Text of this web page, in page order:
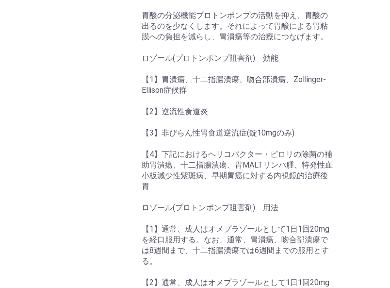
胃酸の分泌機能プロトンポンプの活動を抑え、胃酸の
出るのを少なくします。それによって胃酸による胃粘
膜への負担を減らし、胃潰瘍等の治療につなげます。
ロゾール(プロトンポンプ阻害剤) 効能
【1】胃潰瘍、十二指腸潰瘍、吻合部潰瘍、Zollinger-
Ellison症候群
【2】逆流性食道炎
【3】非びらん性胃食道逆流症(錠10mgのみ)
【4】下記におけるヘリコバクター・ピロリの除菌の補
助胃潰瘍、十二指腸潰瘍、胃MALTリンパ腫、特発性血
小板減少性紫斑病、早期胃癌に対する内視鏡的治療後
胃
ロゾール(プロトンポンプ阻害剤) 用法
【1】通常、成人はオメプラゾールとして1日1回20mg
を経口服用する。なお、通常、胃潰瘍、吻合部潰瘍で
は8週間まで、十二指腸潰瘍では6週間までの服用とす
る。
【2】通常、成人はオメプラゾールとして1日1回20mg